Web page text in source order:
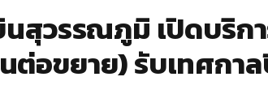
นสุวรรณภูมิ เปิดบริก
ต่อขยาย) รับเทศกา